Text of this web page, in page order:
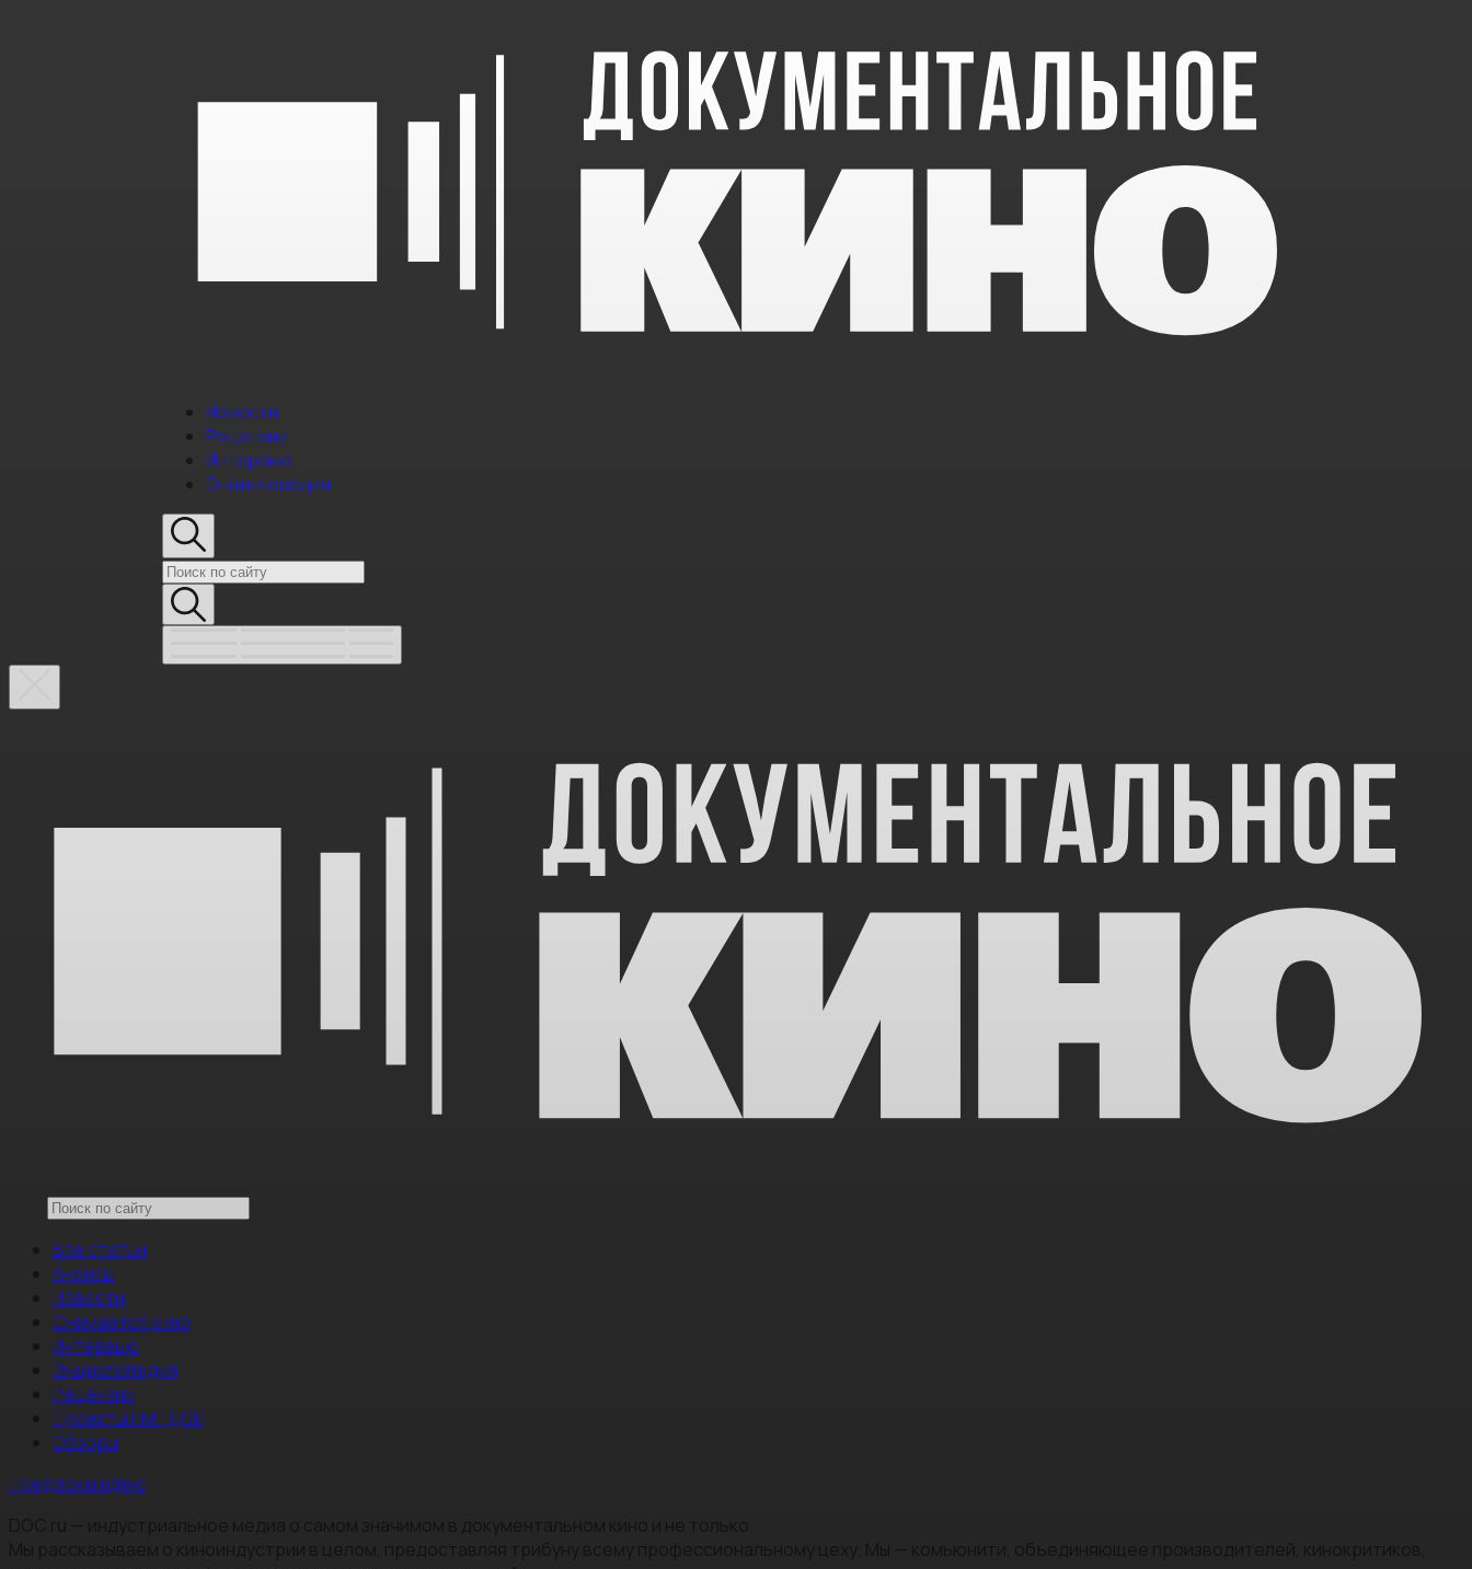
Новости
Рецензии
Интервью
Энциклопедия
Все статьи
Анонсы
Новости
Снимается кино
Интервью
Энциклопедия
Рецензии
Проекты НМГ ДОК
Обзоры
Предложи идею